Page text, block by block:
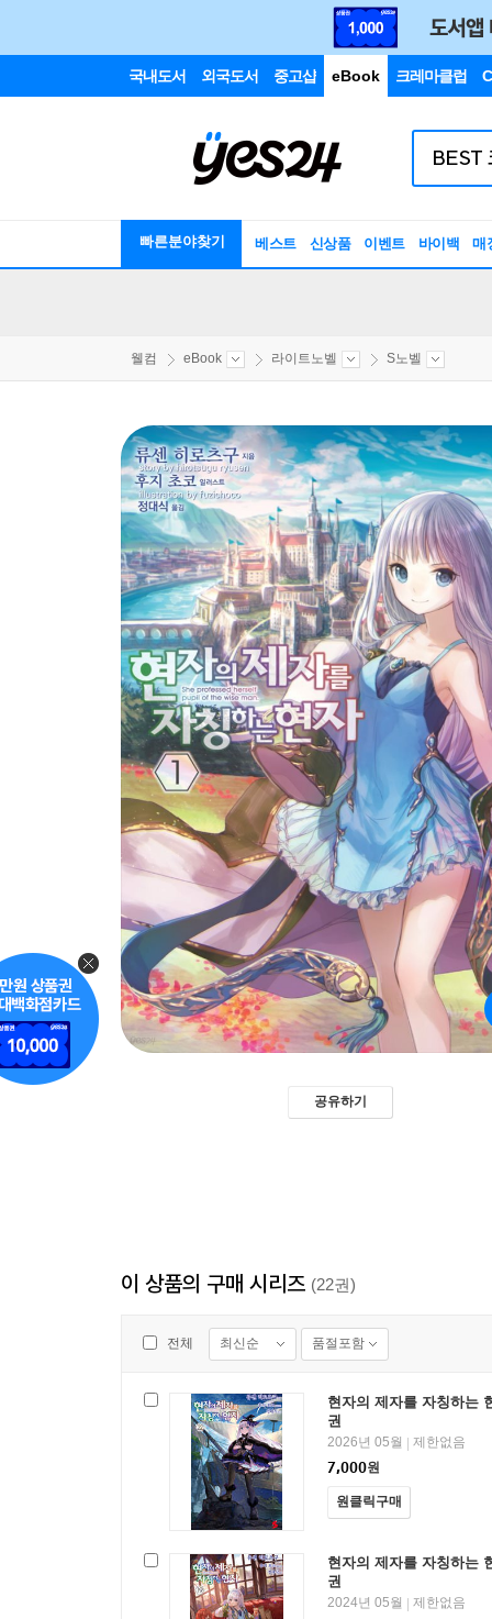
국내도서 외국도서 중고샵 eBook 크레마클럽
빠른분야찾기 베스트 신상품 이벤트 바이백 매
웰컴 eBook 라이트노벨 S노벨
공유하기
이 상품의 구매 시리즈 (22권)
전체 최신순 품절포함
현자의 제자를 자칭하는
권
2026년 05월
제한없음
7,000원
원클릭구매
현자의 제자를 자칭하는
권
2024년 05월
제한없음